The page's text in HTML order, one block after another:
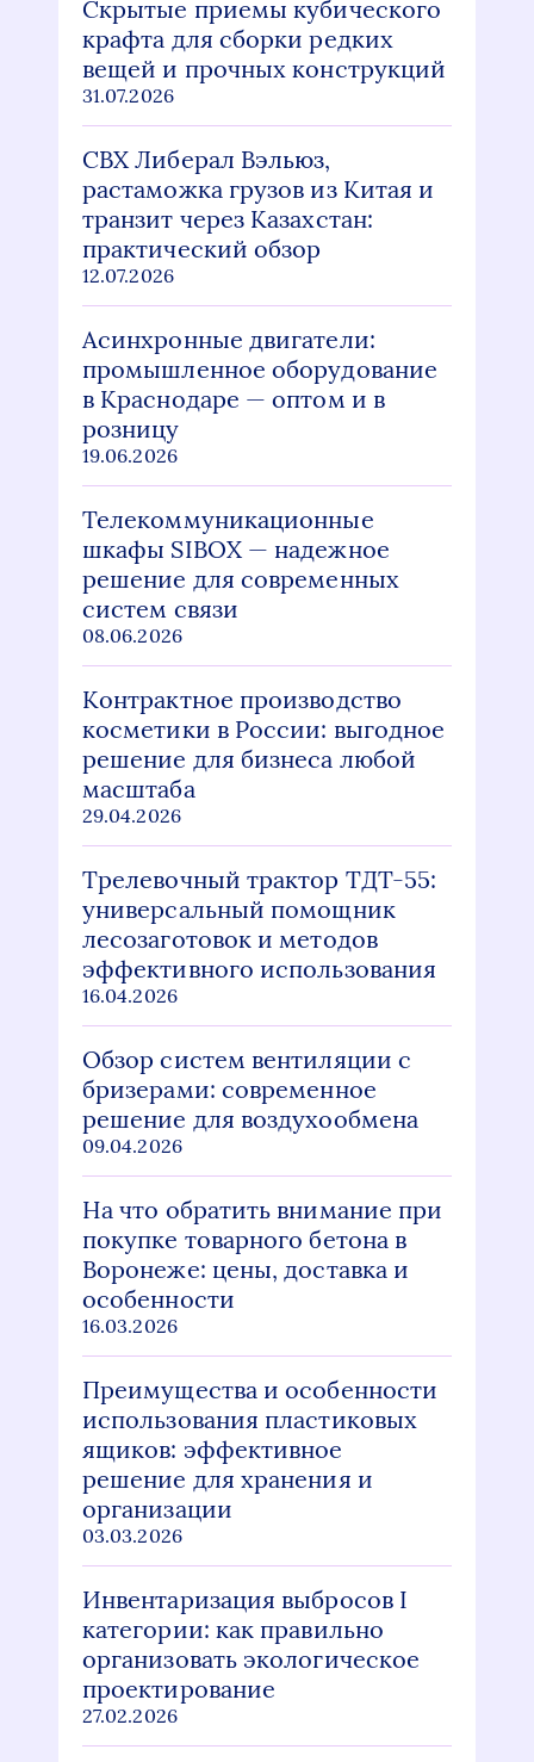
Скрытые приемы кубического
крафта для сборки редких
вещей и прочных конструкций
31.07.2026
СВХ Либерал Вэльюз,
растаможка грузов из Китая и
транзит через Казахстан:
практический обзор
12.07.2026
Асинхронные двигатели:
промышленное оборудование
в Краснодаре — оптом и в
розницу
19.06.2026
Телекоммуникационные
шкафы SIBOX — надежное
решение для современных
систем связи
08.06.2026
Контрактное производство
косметики в России: выгодное
решение для бизнеса любой
масштаба
29.04.2026
Трелевочный трактор ТДТ-55:
универсальный помощник
лесозаготовок и методов
эффективного использования
16.04.2026
Обзор систем вентиляции с
бризерами: современное
решение для воздухообмена
09.04.2026
На что обратить внимание при
покупке товарного бетона в
Воронеже: цены, доставка и
особенности
16.03.2026
Преимущества и особенности
использования пластиковых
ящиков: эффективное
решение для хранения и
организации
03.03.2026
Инвентаризация выбросов I
категории: как правильно
организовать экологическое
проектирование
27.02.2026